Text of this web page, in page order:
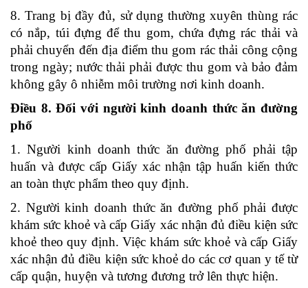
8. Trang bị đầy đủ, sử dụng thường xuyên thùng rác
có nắp, túi đựng để thu gom, chứa đựng rác thải và
phải chuyển đến địa điểm thu gom rác thải công cộng
trong ngày; nước thải phải được thu gom và bảo đảm
không gây ô nhiễm môi trường nơi kinh doanh.
Điều 8. Đối với người kinh doanh thức ăn đường
phố
1. Ng­ười kinh doanh thức ăn đường phố phải tập
huấn và được cấp Giấy xác nhận tập huấn kiến thức
an toàn thực phẩm theo quy định.
2. Người kinh doanh thức ăn đường phố phải được
khám sức khoẻ và cấp Giấy xác nhận đủ điều kiện sức
khoẻ theo quy định. Việc khám sức khoẻ và cấp Giấy
xác nhận đủ điều kiện sức khoẻ do các cơ quan y tế từ
cấp quận, huyện và tương đương trở lên thực hiện.